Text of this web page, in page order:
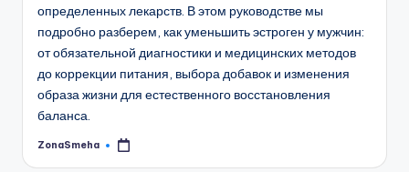
определенных лекарств. В этом руководстве мы
подробно разберем, как уменьшить эстроген у мужчин:
от обязательной диагностики и медицинских методов
до коррекции питания, выбора добавок и изменения
образа жизни для естественного восстановления
баланса.
Запись
ZonaSmeha